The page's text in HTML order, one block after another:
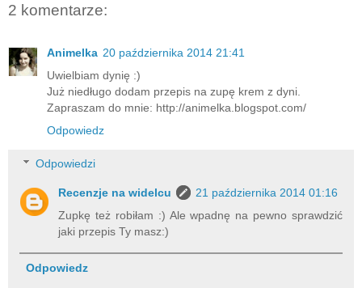
2 komentarze:
Animelka 20 października 2014 21:41
Uwielbiam dynię :)
Już niedługo dodam przepis na zupę krem z dyni.
Zapraszam do mnie: http://animelka.blogspot.com/
Odpowiedz
Odpowiedzi
Recenzje na widelcu
21 października 2014 01:16
Zupkę też robiłam :) Ale wpadnę na pewno sprawdzić
jaki przepis Ty masz:)
Odpowiedz